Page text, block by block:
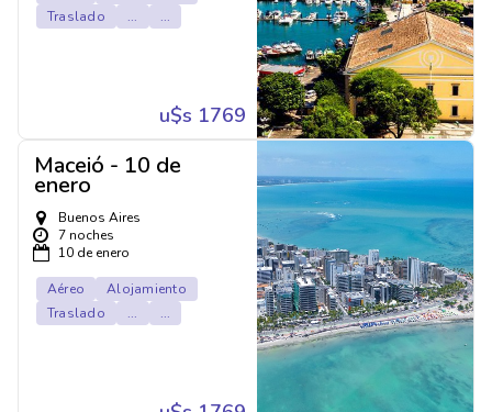
Traslado
... ...
u$s 1769
Maceió - 10 de
enero
Buenos Aires
7 noches
10 de enero
Aéreo
Alojamiento
Traslado
... ...